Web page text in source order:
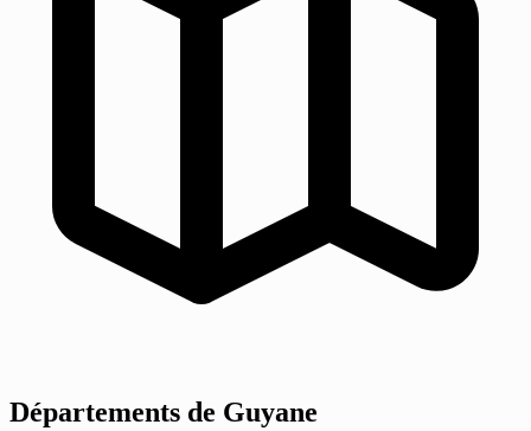
Départements de Guyane